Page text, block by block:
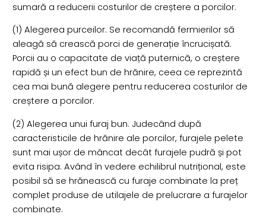
sumară a reducerii costurilor de creștere a porcilor.
(1) Alegerea purceilor. Se recomandă fermierilor să
aleagă să crească porci de generație încrucișată.
Porcii au o capacitate de viață puternică, o creștere
rapidă și un efect bun de hrănire, ceea ce reprezintă
cea mai bună alegere pentru reducerea costurilor de
creștere a porcilor.
(2) Alegerea unui furaj bun. Judecând după
caracteristicile de hrănire ale porcilor, furajele pelete
sunt mai ușor de mâncat decât furajele pudră și pot
evita risipa. Având în vedere echilibrul nutrițional, este
posibil să se hrănească cu furaje combinate la preț
complet produse de utilajele de prelucrare a furajelor
combinate.